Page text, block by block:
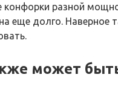
конфорки разной
еще долго. Наверное
может